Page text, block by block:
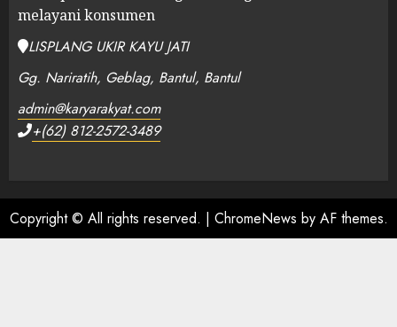
melayani konsumen
LISPLANG UKIR KAYU JATI
Gg. Nariratih, Geblag, Bantul, Bantul
admin@karyarakyat.com
+(62) 812-2572-3489
Copyright © All rights reserved. | ChromeNews by AF themes.